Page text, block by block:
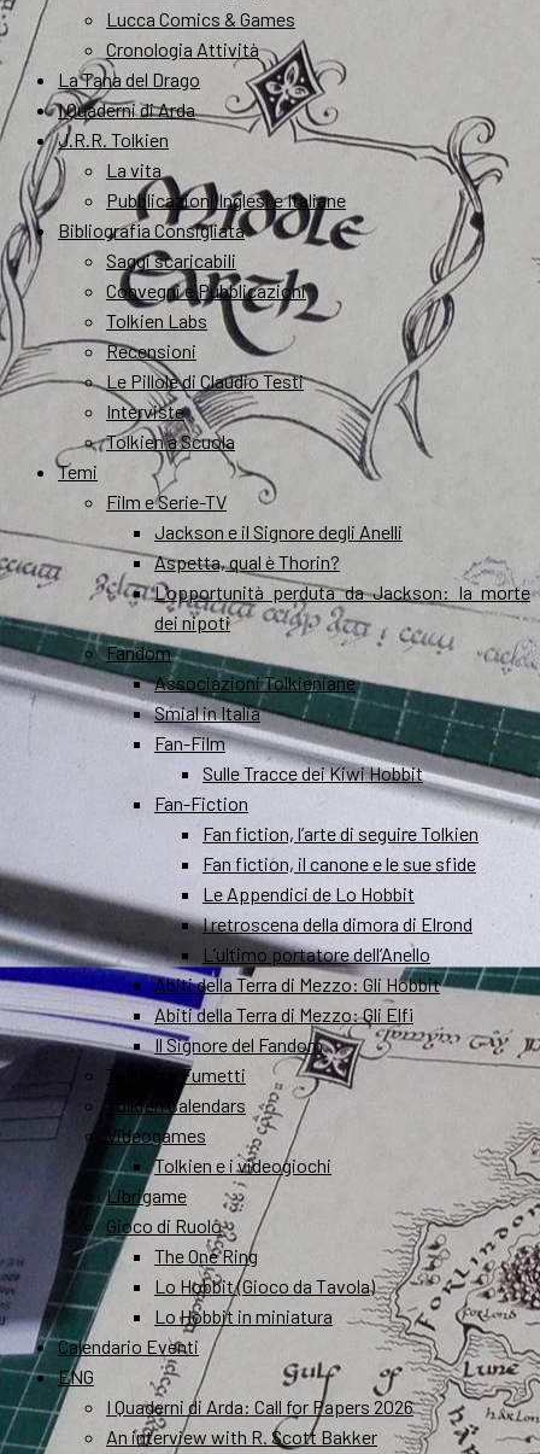
Lucca Comics & Games
Cronologia Attività
La Tana del Drago
I Quaderni di Arda
J.R.R. Tolkien
La vita
Pubblicazioni Inglesi e Italiane
Bibliografia Consigliata
Saggi scaricabili
Convegni e Pubblicazioni
Tolkien Labs
Recensioni
Le Pillole di Claudio Testi
Interviste
Tolkien a Scuola
Temi
Film e Serie-TV
Jackson e il Signore degli Anelli
Aspetta, qual è Thorin?
L’opportunità perduta da Jackson: la morte
dei nipoti
Fandom
Associazioni Tolkieniane
Smial in Italia
Fan-Film
Sulle Tracce dei Kiwi Hobbit
Fan-Fiction
Fan fiction, l’arte di seguire Tolkien
Fan fiction, il canone e le sue sfide
Le Appendici de Lo Hobbit
I retroscena della dimora di Elrond
L’ultimo portatore dell’Anello
Abiti della Terra di Mezzo: Gli Hobbit
Abiti della Terra di Mezzo: Gli Elfi
Il Signore del Fandom
Tolkien a Fumetti
Tolkien Calendars
Videogames
Tolkien e i videogiochi
Librigame
Gioco di Ruolo
The One Ring
Lo Hobbit (Gioco da Tavola)
Lo Hobbit in miniatura
Calendario Eventi
ENG
I Quaderni di Arda: Call for Papers 2026
An interview with R. Scott Bakker